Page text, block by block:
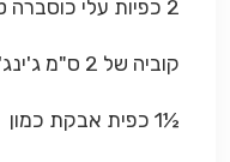
2 כפיות עלי כוסברה טרייה, קצוצה
קוביה של 2 ס"מ ג'ינג'ר טרי
½1 כפית אבקת כמון